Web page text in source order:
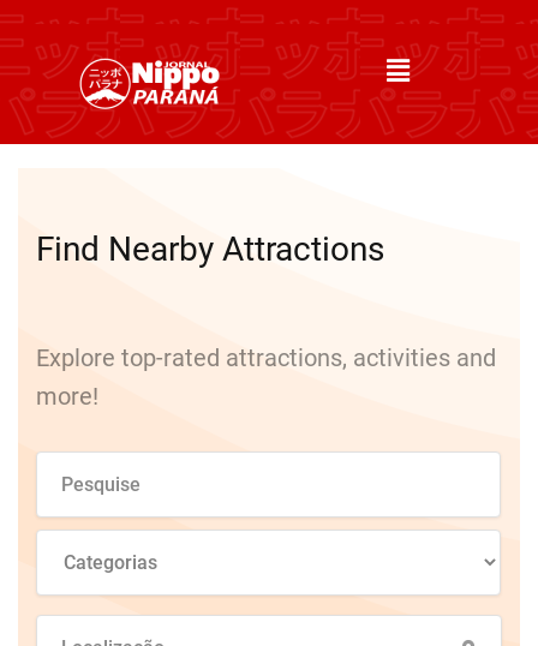
Find Nearby Attractions
Explore top-rated attractions, activities and
more!